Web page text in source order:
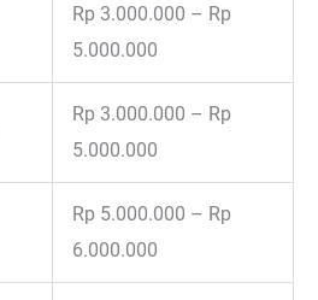
Rp 3.000.000 – Rp
5.000.000
Rp 3.000.000 – Rp
5.000.000
Rp 5.000.000 – Rp
6.000.000